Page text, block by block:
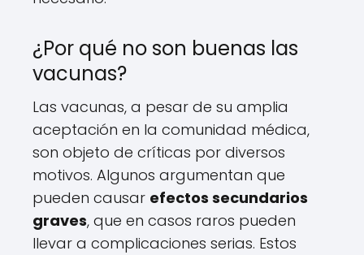
¿Por qué no son buenas las
vacunas?
Las vacunas, a pesar de su amplia
aceptación en la comunidad médica,
son objeto de críticas por diversos
motivos. Algunos argumentan que
pueden causar efectos secundarios
graves, que en casos raros pueden
llevar a complicaciones serias. Estos